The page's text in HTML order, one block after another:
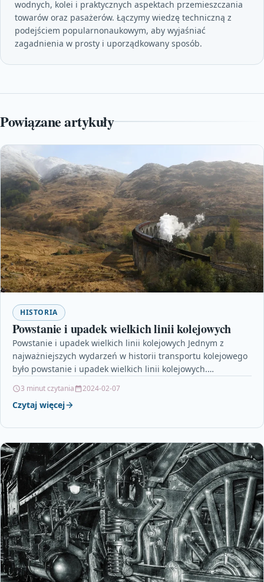
wodnych, kolei i praktycznych aspektach przemieszczania
towarów oraz pasażerów. Łączymy wiedzę techniczną z
podejściem popularnonaukowym, aby wyjaśniać
zagadnienia w prosty i uporządkowany sposób.
Powiązane artykuły
HISTORIA
Powstanie i upadek wielkich linii kolejowych
Powstanie i upadek wielkich linii kolejowych Jednym z
najważniejszych wydarzeń w historii transportu kolejowego
było powstanie i upadek wielkich linii kolejowych.
3 minut czytania 2024-02-07
Czytaj więcej